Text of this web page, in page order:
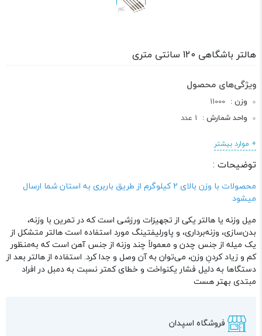
هالتر باشگاهی 120 سانتی متری
وزن : 11000
واحد شمارش : 1 عدد
عرض : 3 سانتی متر
ارتفاع : 3 سانتی متر
دسته : میله و هالتر
+ موارد بیشتر
توضیحات :
محصولات با وزن بالای 2 کیلوگرم از طریق باربری به استان شما ارسال
میشود
میل وزنه یا هالتر یکی از تجهیزات ورزشی است که در تمرین با وزنه،
بدن‌سازی، وزنه‌برداری، و پاورلیفتینگ مورد استفاده است هالتر متشکل از
یک میله از جنس چدن و معمولاً چند وزنه از جنس آهن است که به‌منظور
کم و زیاد کردنِ وزن، می‌توان به آن وصل و جدا کرد. استفاده از هالتر بعد از
دستگاها به دلیل فشار یکنواخت و خطای کمتر نسبت به دمبل در افراد
مبتدی بهتر هست
فروشگاه اسپدان